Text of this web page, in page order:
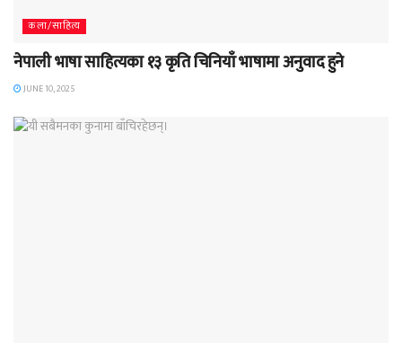
कला/साहित्य
नेपाली भाषा साहित्यका १३ कृति चिनियाँ भाषामा अनुवाद हुने
JUNE 10, 2025